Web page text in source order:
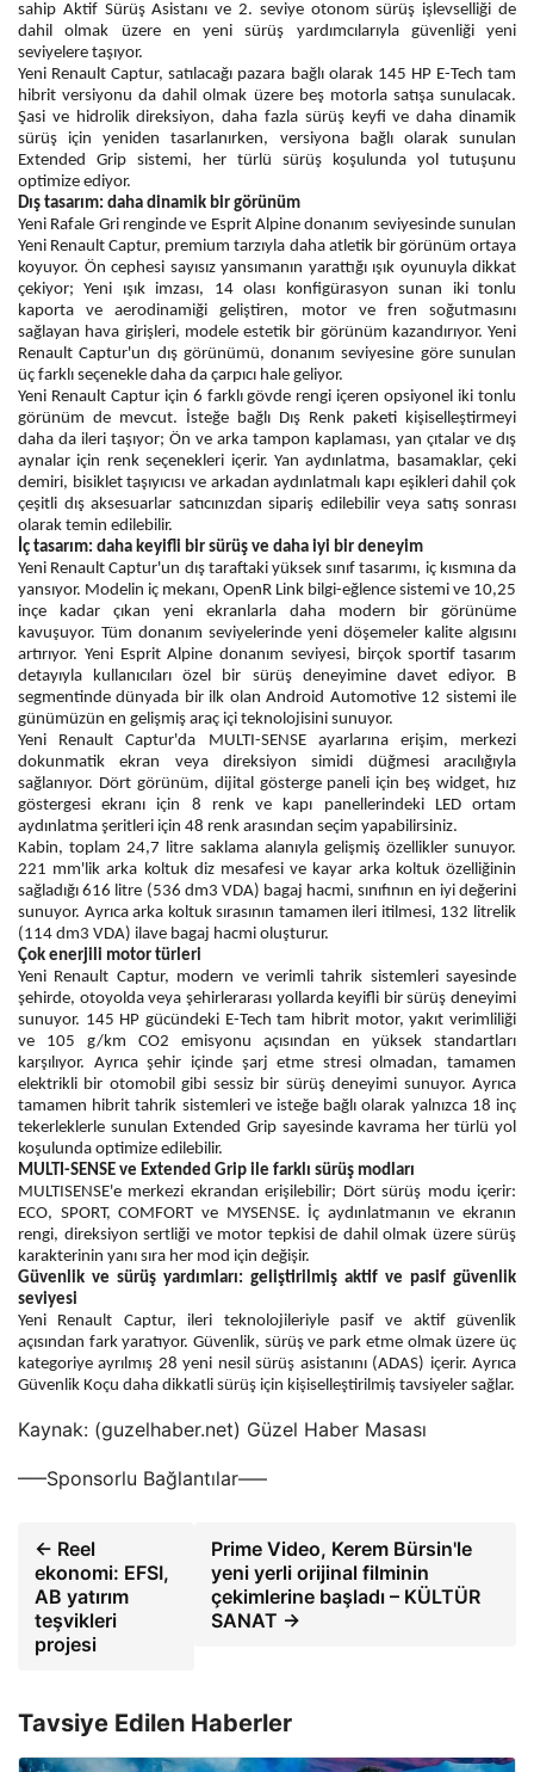
sahip Aktif Sürüş Asistanı ve 2. seviye otonom sürüş işlevselliği de
dahil olmak üzere en yeni sürüş yardımcılarıyla güvenliği yeni
seviyelere taşıyor.
Yeni Renault Captur, satılacağı pazara bağlı olarak 145 HP E-Tech tam
hibrit versiyonu da dahil olmak üzere beş motorla satışa sunulacak.
Şasi ve hidrolik direksiyon, daha fazla sürüş keyfi ve daha dinamik
sürüş için yeniden tasarlanırken, versiyona bağlı olarak sunulan
Extended Grip sistemi, her türlü sürüş koşulunda yol tutuşunu
optimize ediyor.
Dış tasarım: daha dinamik bir görünüm
Yeni Rafale Gri renginde ve Esprit Alpine donanım seviyesinde sunulan
Yeni Renault Captur, premium tarzıyla daha atletik bir görünüm ortaya
koyuyor. Ön cephesi sayısız yansımanın yarattığı ışık oyunuyla dikkat
çekiyor; Yeni ışık imzası, 14 olası konfigürasyon sunan iki tonlu
kaporta ve aerodinamiği geliştiren, motor ve fren soğutmasını
sağlayan hava girişleri, modele estetik bir görünüm kazandırıyor. Yeni
Renault Captur'un dış görünümü, donanım seviyesine göre sunulan
üç farklı seçenekle daha da çarpıcı hale geliyor.
Yeni Renault Captur için 6 farklı gövde rengi içeren opsiyonel iki tonlu
görünüm de mevcut. İsteğe bağlı Dış Renk paketi kişiselleştirmeyi
daha da ileri taşıyor; Ön ve arka tampon kaplaması, yan çıtalar ve dış
aynalar için renk seçenekleri içerir. Yan aydınlatma, basamaklar, çeki
demiri, bisiklet taşıyıcısı ve arkadan aydınlatmalı kapı eşikleri dahil çok
çeşitli dış aksesuarlar satıcınızdan sipariş edilebilir veya satış sonrası
olarak temin edilebilir.
İç tasarım: daha keyifli bir sürüş ve daha iyi bir deneyim
Yeni Renault Captur'un dış taraftaki yüksek sınıf tasarımı, iç kısmına da
yansıyor. Modelin iç mekanı, OpenR Link bilgi-eğlence sistemi ve 10,25
inçe kadar çıkan yeni ekranlarla daha modern bir görünüme
kavuşuyor. Tüm donanım seviyelerinde yeni döşemeler kalite algısını
artırıyor. Yeni Esprit Alpine donanım seviyesi, birçok sportif tasarım
detayıyla kullanıcıları özel bir sürüş deneyimine davet ediyor. B
segmentinde dünyada bir ilk olan Android Automotive 12 sistemi ile
günümüzün en gelişmiş araç içi teknolojisini sunuyor.
Yeni Renault Captur'da MULTI-SENSE ayarlarına erişim, merkezi
dokunmatik ekran veya direksiyon simidi düğmesi aracılığıyla
sağlanıyor. Dört görünüm, dijital gösterge paneli için beş widget, hız
göstergesi ekranı için 8 renk ve kapı panellerindeki LED ortam
aydınlatma şeritleri için 48 renk arasından seçim yapabilirsiniz.
Kabin, toplam 24,7 litre saklama alanıyla gelişmiş özellikler sunuyor.
221 mm'lik arka koltuk diz mesafesi ve kayar arka koltuk özelliğinin
sağladığı 616 litre (536 dm3 VDA) bagaj hacmi, sınıfının en iyi değerini
sunuyor. Ayrıca arka koltuk sırasının tamamen ileri itilmesi, 132 litrelik
(114 dm3 VDA) ilave bagaj hacmi oluşturur.
Çok enerjili motor türleri
Yeni Renault Captur, modern ve verimli tahrik sistemleri sayesinde
şehirde, otoyolda veya şehirlerarası yollarda keyifli bir sürüş deneyimi
sunuyor. 145 HP gücündeki E-Tech tam hibrit motor, yakıt verimliliği
ve 105 g/km CO2 emisyonu açısından en yüksek standartları
karşılıyor. Ayrıca şehir içinde şarj etme stresi olmadan, tamamen
elektrikli bir otomobil gibi sessiz bir sürüş deneyimi sunuyor. Ayrıca
tamamen hibrit tahrik sistemleri ve isteğe bağlı olarak yalnızca 18 inç
tekerleklerle sunulan Extended Grip sayesinde kavrama her türlü yol
koşulunda optimize edilebilir.
MULTI-SENSE ve Extended Grip ile farklı sürüş modları
MULTISENSE'e merkezi ekrandan erişilebilir; Dört sürüş modu içerir:
ECO, SPORT, COMFORT ve MYSENSE. İç aydınlatmanın ve ekranın
rengi, direksiyon sertliği ve motor tepkisi de dahil olmak üzere sürüş
karakterinin yanı sıra her mod için değişir.
Güvenlik ve sürüş yardımları: geliştirilmiş aktif ve pasif güvenlik
seviyesi
Yeni Renault Captur, ileri teknolojileriyle pasif ve aktif güvenlik
açısından fark yaratıyor. Güvenlik, sürüş ve park etme olmak üzere üç
kategoriye ayrılmış 28 yeni nesil sürüş asistanını (ADAS) içerir. Ayrıca
Güvenlik Koçu daha dikkatli sürüş için kişiselleştirilmiş tavsiyeler sağlar.
Kaynak: (guzelhaber.net) Güzel Haber Masası
—–Sponsorlu Bağlantılar—–
← Reel
ekonomi: EFSI,
AB yatırım
teşvikleri
projesi
Prime Video, Kerem Bürsin'le
yeni yerli orijinal filminin
çekimlerine başladı – KÜLTÜR
SANAT →
Tavsiye Edilen Haberler